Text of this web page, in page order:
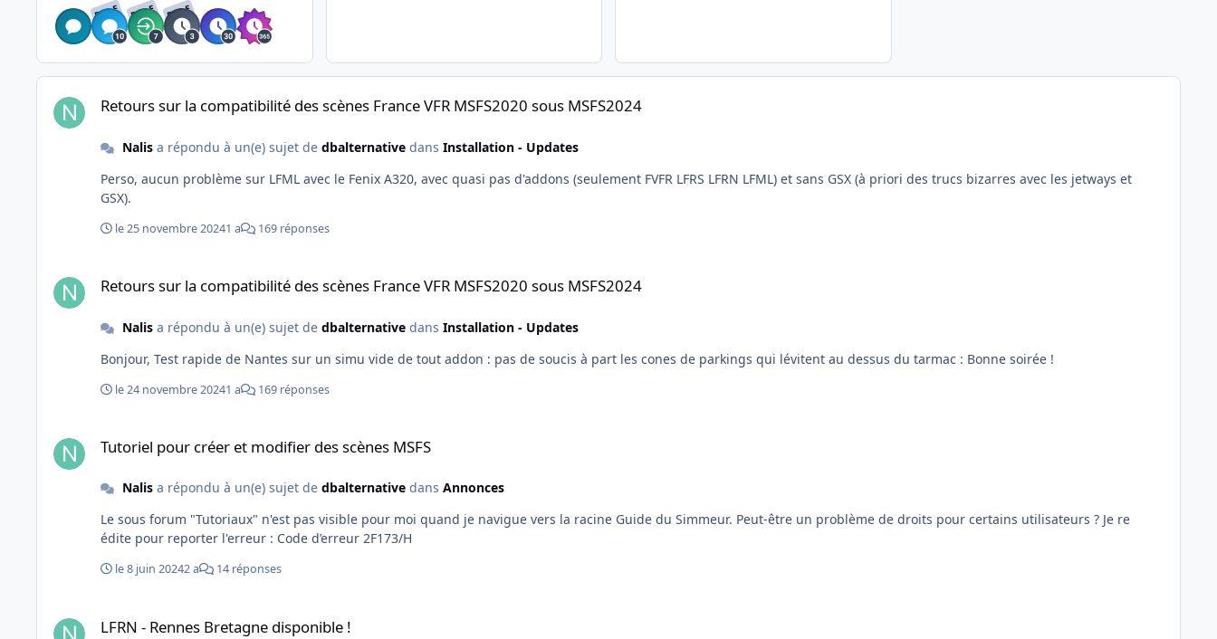
RARE RARE RARE
Retours sur la compatibilité des scènes France VFR MSFS2020 sous MSFS2024
Retours sur la compatibilité des scènes France VFR MSFS2020 sous MSFS2024
Nalisa répondu à un(e) sujet de dbalternativedans Installation - Updates
Perso, aucun problème sur LFML avec le Fenix A320, avec quasi pas d'addons (seulement FVFR LFRS LFRN LFML) et sans GSX (à priori des trucs bizarres avec les jetways et
GSX).
le 25 novembre 20241 a 169 réponses
Retours sur la compatibilité des scènes France VFR MSFS2020 sous MSFS2024
Nalisa répondu à un(e) sujet de dbalternativedans Installation - Updates
Bonjour, Test rapide de Nantes sur un simu vide de tout addon : pas de soucis à part les cones de parkings qui lévitent au dessus du tarmac : Bonne soirée !
le 24 novembre 20241 a 169 réponses
Tutoriel pour créer et modifier des scènes MSFS
Nalisa répondu à un(e) sujet de dbalternativedans Annonces
Le sous forum "Tutoriaux" n'est pas visible pour moi quand je navigue vers la racine Guide du Simmeur. Peut-être un problème de droits pour certains utilisateurs ? Je re
édite pour reporter l'erreur : Code d’erreur 2F173/H
le 8 juin 20242 a 14 réponses
LFRN - Rennes Bretagne disponible !